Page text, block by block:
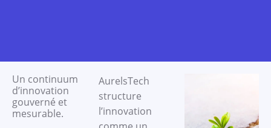
Un continuum
d’innovation
gouverné et
mesurable.
AurelsTech
structure
l’innovation